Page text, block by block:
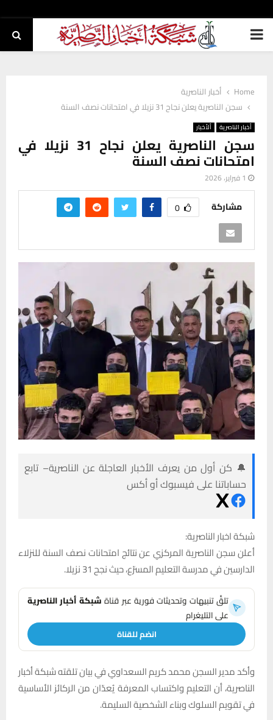
PRIMARY
Home
أخبار الناصرية
سجن الناصرية يعلن نجاح 31 نزيلا في امتحانات نصف السنة
أخبار الناصرية ألأخبار
سجن الناصرية يعلن نجاح 31 نزيلا في
امتحانات نصف السنة
1 فبراير، 2026
مشاركة 0
🔔 كن أول من يعرف الأخبار العاجلة عن الناصرية– تابع
حساباتنا على فيسبوك أو أكس
شبكة اخبار الناصرية:
أعلن سجن الناصرية المركزي عن نتائج امتحانات نصف السنة للنزلاء
الدارسين في مدرسة التعليم المسرّع، حيث نجح 31 نزيلا.
تلقَّ تنبيهات وتحديثات فورية عبر قناةشبكة أخبار الناصرية
على التليغرام
انضم للقناة
وأكد مدير السجن محمد كريم السعداوي في بيان تلقته شبكة أخبار
الناصرية، أن التعليم واكتساب المعرفة يُعدّان من الركائز الأساسية
في تقويم السلوك وبناء الشخصية السليمة.